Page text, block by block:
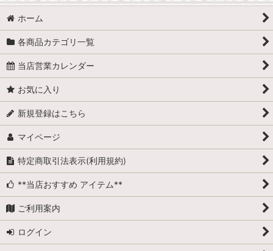
ホーム
各商品カテゴリ一覧
当店営業カレンダー
お気に入り
新規登録はこちら
マイページ
特定商取引法表示(利用規約)
**当店おすすめ アイテム**
ご利用案内
ログイン